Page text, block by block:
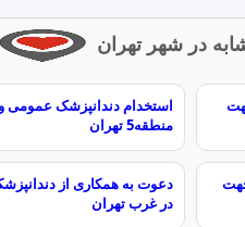
در شهر تهران
استخدام دندانپزشک
منطقه5 تهران
دعوت به همکاری از
در غرب تهران